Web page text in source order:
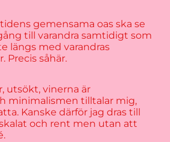
gemensama oas ska se
till varandra samtidigt som
längs med varandras
Precis såhär.
utsökt, vinerna är
minimalismen tilltalar mig,
Kanske därför jag dras till
och rent men utan att